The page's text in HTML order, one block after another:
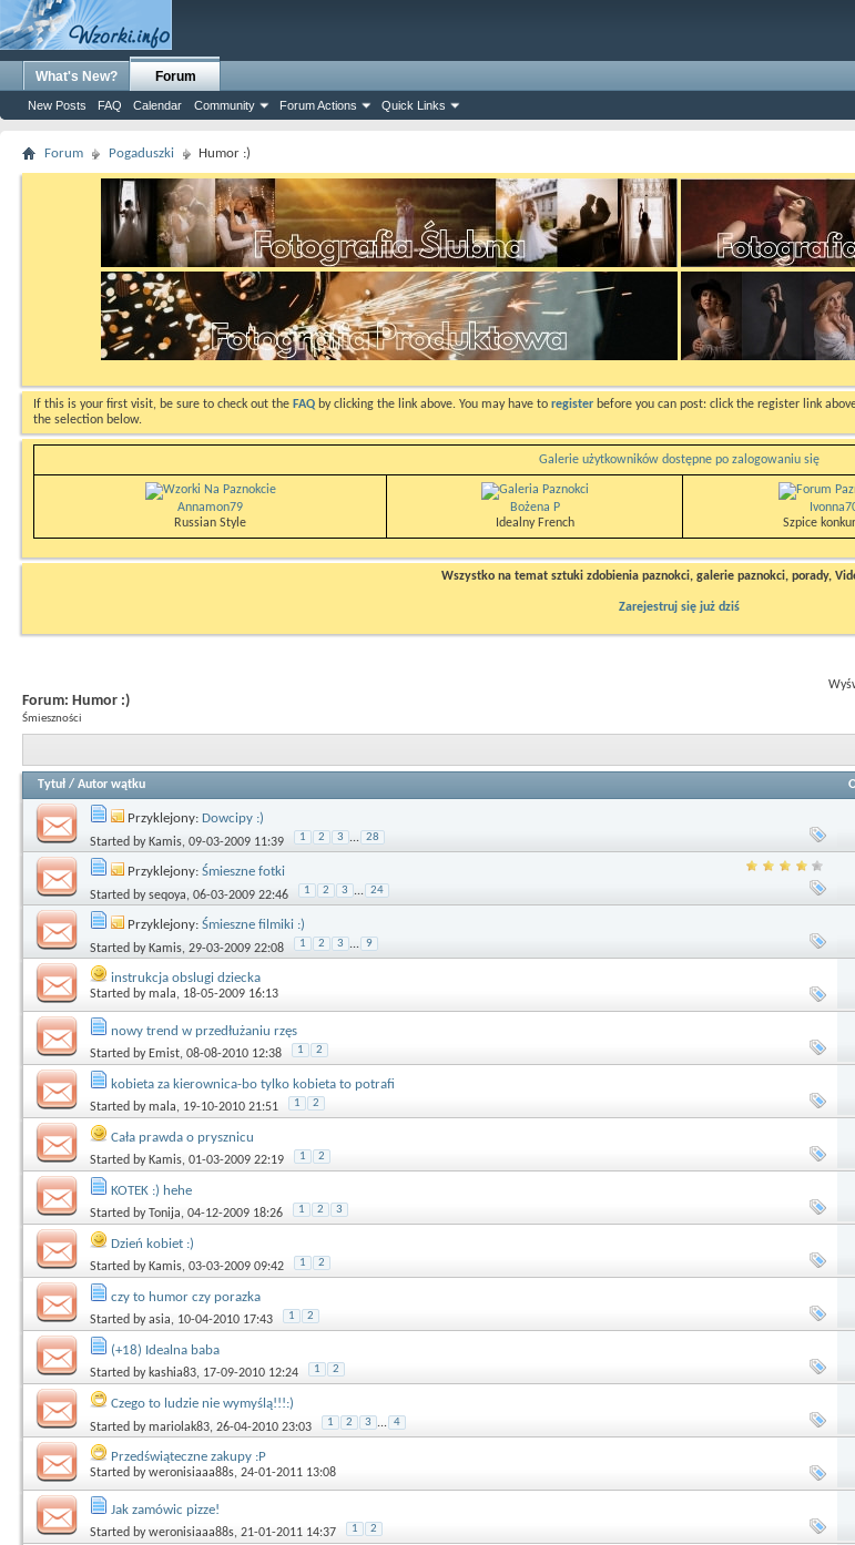
What's New? Forum
New Posts FAQ Calendar Community Forum Actions Quick Links
Forum Pogaduszki Humor :)
If this is your first visit, be sure to check out the FAQ by clicking the link above. You may have to register before you can post: click the register link
the selection below.
Galerie użytkowników dostępne po zalogowaniu się
Annamon79
Russian Style
Bożena P
Idealny French
Szpice
Wszystko na temat sztuki zdobienia paznokci, galerie paznokci, porady,
Zarejestruj się już dziś
Forum: Humor :)
Śmieszności
Tytuł / Autor wątku
Przyklejony: Dowcipy :)
Started by Kamis, 09-03-2009 11:39 1 2 3 ... 28
Przyklejony: Śmieszne fotki
Started byseqoya, 06-03-2009 22:46 1 2 3 ... 24
Przyklejony: Śmieszne filmiki :)
Started by Kamis, 29-03-2009 22:08 1 2 3 ... 9
instrukcja obslugi dziecka
Started bymala, 18-05-2009 16:13
nowy trend w przedłużaniu rzęs
Started by Emist, 08-08-2010 12:38 1 2
kobieta za kierownica-bo tylko kobieta to potrafi
Started bymala, 19-10-2010 21:51 1 2
Cała prawda o prysznicu
Started by Kamis, 01-03-2009 22:19 1 2
KOTEK :) hehe
Started byTonija, 04-12-2009 18:26 1 2 3
Dzień kobiet :)
Started by Kamis, 03-03-2009 09:42 1 2
czy to humor czy porazka
Started byasia, 10-04-2010 17:43 1 2
(+18) Idealna baba
Started by kashia83, 17-09-2010 12:24 1 2
Czego to ludzie nie wymyślą!!!:)
Started bymariolak83, 26-04-2010 23:03 1 2 3 ... 4
Przedświąteczne zakupy :P
Started byweronisiaaa88s, 24-01-2011 13:08
Jak zamówic pizze!
Started byweronisiaaa88s, 21-01-2011 14:37 1 2